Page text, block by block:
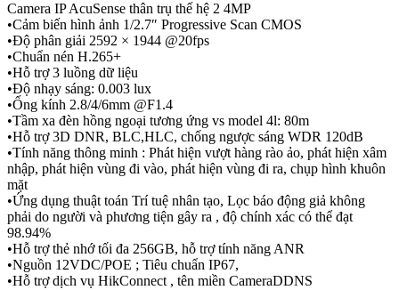
Camera IP AcuSense thân trụ thế hệ 2 4MP
•Cảm biến hình ảnh 1/2.7″ Progressive Scan CMOS
•Độ phân giải 2592 × 1944 @20fps
•Chuẩn nén H.265+
•Hỗ trợ 3 luồng dữ liệu
•Độ nhạy sáng: 0.003 lux
•Ống kính 2.8/4/6mm @F1.4
•Tầm xa đèn hồng ngoại tương ứng vs model 4l: 80m
•Hỗ trợ 3D DNR, BLC,HLC, chống ngược sáng WDR 120dB
•Tính năng thông minh : Phát hiện vượt hàng rào ảo, phát hiện xâm
nhập, phát hiện vùng đi vào, phát hiện vùng đi ra, chụp hình khuôn
mặt
•Ứng dụng thuật toán Trí tuệ nhân tạo, Lọc báo động giả không
phải do người và phương tiện gây ra , độ chính xác có thể đạt
98.94%
•Hỗ trợ thẻ nhớ tối đa 256GB, hỗ trợ tính năng ANR
•Nguồn 12VDC/POE ; Tiêu chuẩn IP67,
•Hỗ trợ dịch vụ HikConnect , tên miền CameraDDNS